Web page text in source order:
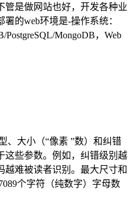
管是做网站也好，开发各种业
的web环境是-操作系统：
MongoDB，Web
、大小（“像素 ”数）和纠错
这些参数。例如，纠错级别越
越难被读者识别。最大尺寸和
个字符（纯数字）字母数